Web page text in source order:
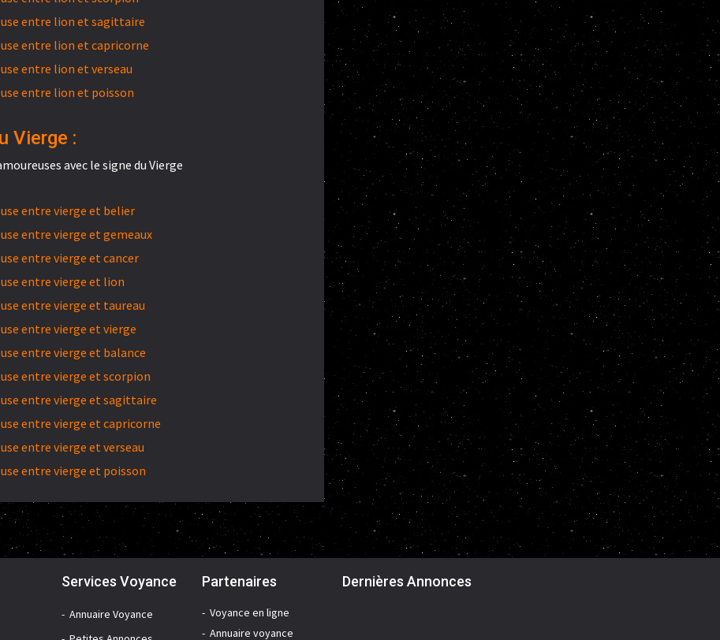
entre lion et sagittaire
entre lion et capricorne
entre lion et verseau
entre lion et poisson
Vierge :
avec le signe du Vierge
entre vierge et belier
entre vierge et gemeaux
entre vierge et cancer
entre vierge et lion
entre vierge et taureau
entre vierge et vierge
entre vierge et balance
entre vierge et scorpion
entre vierge et sagittaire
entre vierge et capricorne
entre vierge et verseau
entre vierge et poisson
Services Voyance
Annuaire Voyance
Partenaires
Voyance en ligne
Annuaire voyance
Dernières Annonces